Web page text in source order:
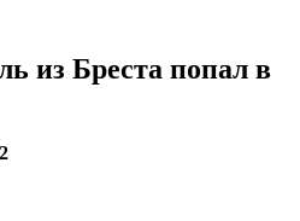
из Бреста попал в